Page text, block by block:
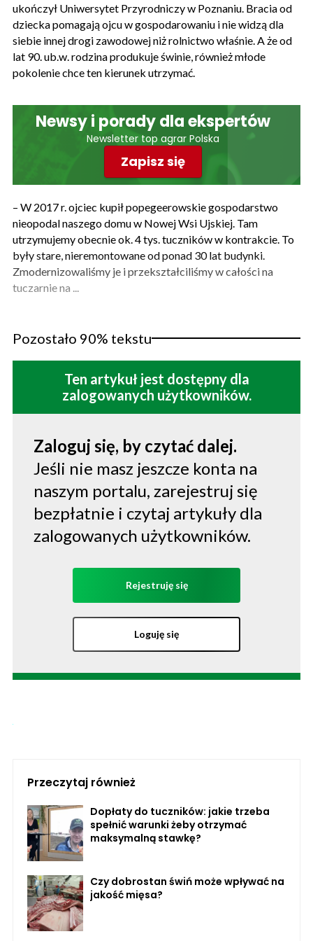
ukończył Uniwersytet Przyrodniczy w Poznaniu. Bracia od
dziecka pomagają ojcu w gospodarowaniu i nie widzą dla
siebie innej drogi zawodowej niż rolnictwo właśnie. A że od
lat 90. ub.w. rodzina produkuje świnie, również młode
pokolenie chce ten kierunek utrzymać.
Newsy i porady dla ekspertów
Newsletter top agrar Polska
Zapisz się
– W 2017 r. ojciec kupił popegeerowskie gospodarstwo
nieopodal naszego domu w Nowej Wsi Ujskiej. Tam
utrzymujemy obecnie ok. 4 tys. tuczników w kontrakcie. To
były stare, nieremontowane od ponad 30 lat budynki.
Zmodernizowaliśmy je i przekształciliśmy w całości na
tuczarnie na ...
Pozostało 90% tekstu
Ten artykuł jest dostępny dla
zalogowanych użytkowników.
Zaloguj się, by czytać dalej.
Jeśli nie masz jeszcze konta na
naszym portalu, zarejestruj się
bezpłatnie i czytaj artykuły dla
zalogowanych użytkowników.
Rejestruję się
Loguję się
Przeczytaj również
Dopłaty do tuczników: jakie trzeba
spełnić warunki żeby otrzymać
maksymalną stawkę?
Czy dobrostan świń może wpływać na
jakość mięsa?